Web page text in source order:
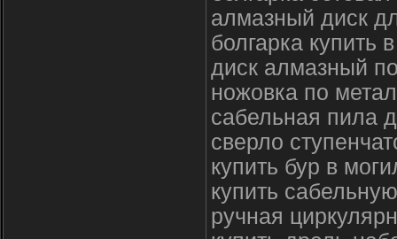
алмазный диск
болгарка купить
диск алмазный
ножовка по
сабельная пила
сверло
купить бур в
купить
ручная